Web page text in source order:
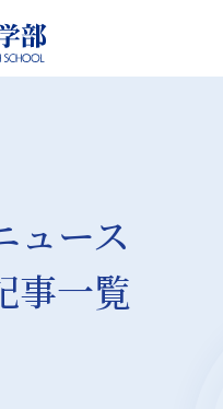
ュース
事一覧